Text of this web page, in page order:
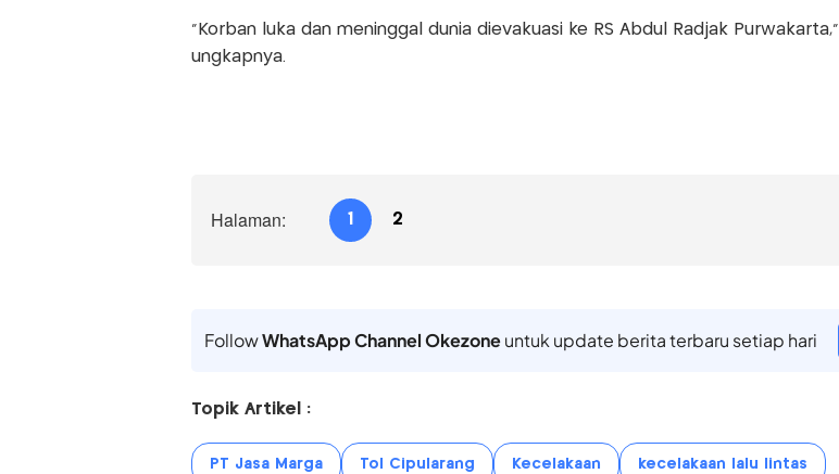
“Korban luka dan meninggal dunia dievakuasi ke RS Abdul Radjak Purwakarta,”
ungkapnya.
Halaman: 1 2
FollowWhatsApp Channel Okezoneuntuk update berita terbaru setiap hari
Topik Artikel :
PT Jasa Marga Tol Cipularang Kecelakaan kecelakaan lalu lintas